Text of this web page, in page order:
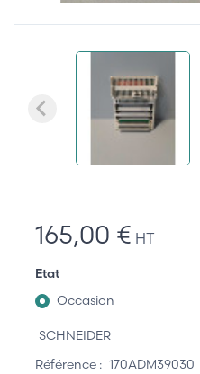
165,00 € HT
Etat
Occasion
SCHNEIDER
Référence : 170ADM39030